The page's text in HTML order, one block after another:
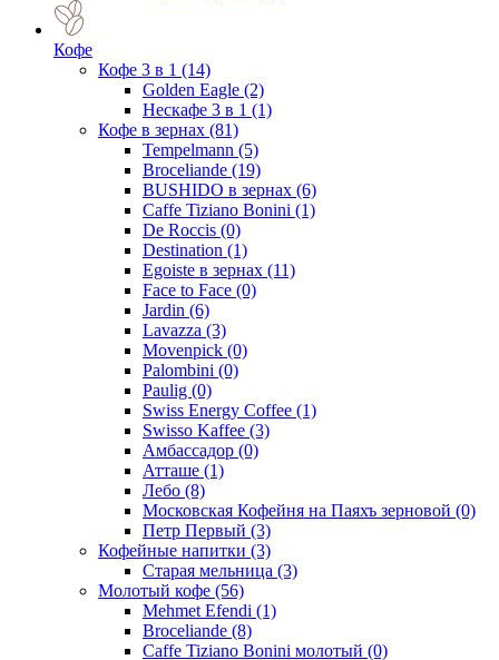
Кофе
Кофе 3 в 1 (14)
Golden Eagle (2)
Нескафе 3 в 1 (1)
Кофе в зернах (81)
Tempelmann (5)
Broceliande (19)
BUSHIDO в зернах (6)
Caffe Tiziano Bonini (1)
De Roccis (0)
Destination (1)
Egoiste в зернах (11)
Face to Face (0)
Jardin (6)
Lavazza (3)
Movenpick (0)
Palombini (0)
Paulig (0)
Swiss Energy Coffee (1)
Swisso Kaffee (3)
Амбассадор (0)
Атташе (1)
Лебо (8)
Московская Кофейня на Паяхъ зерновой (0)
Петр Первый (3)
Кофейные напитки (3)
Старая мельница (3)
Молотый кофе (56)
Mehmet Efendi (1)
Broceliande (8)
Caffe Tiziano Bonini молотый (0)